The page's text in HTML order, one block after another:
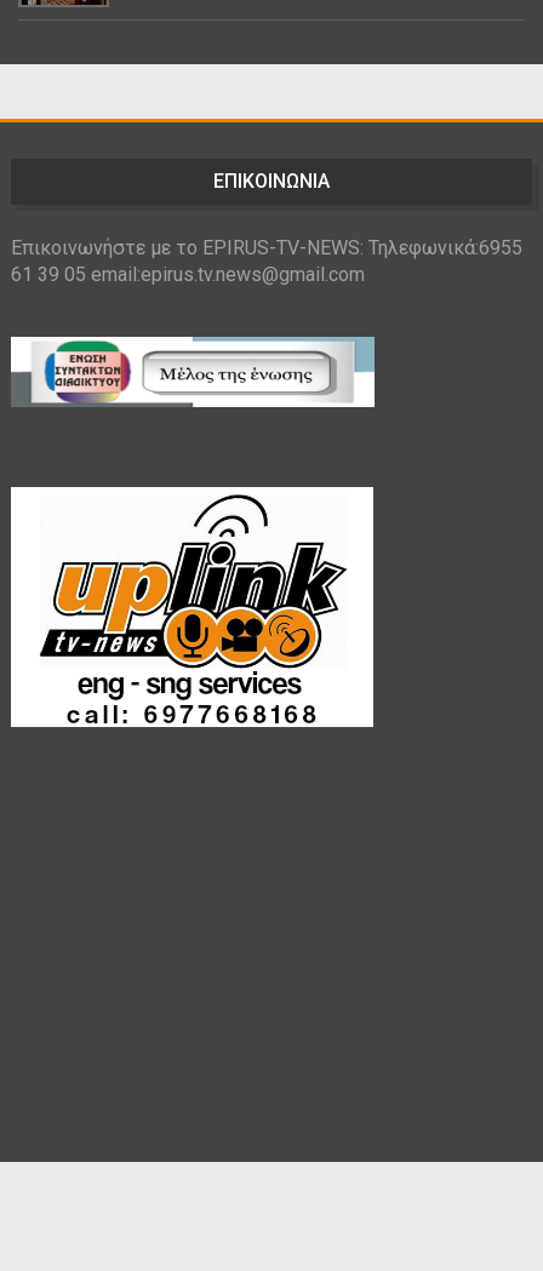
ΕΠΙΚΟΙΝΩΝΙΑ
Επικοινωνήστε με το EPIRUS-TV-NEWS: Τηλεφωνικά:6955
61 39 05 email:epirus.tv.news@gmail.com